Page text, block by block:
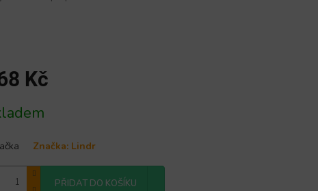
Kč
Značka: Lindr
PŘIDAT DO KOŠÍKU